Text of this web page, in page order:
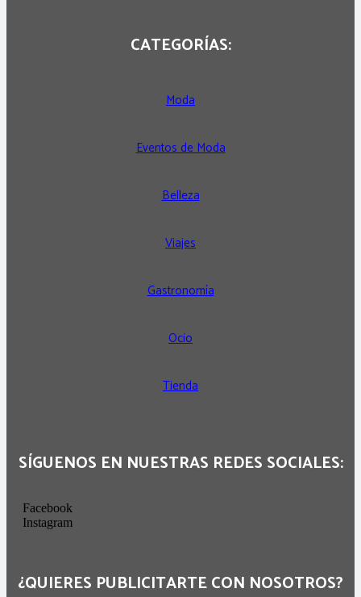
CATEGORÍAS:
Moda
Eventos de Moda
Belleza
Viajes
Gastronomía
Ocio
Tienda
SÍGUENOS EN NUESTRAS REDES SOCIALES:
Facebook
Instagram
¿QUIERES PUBLICITARTE CON NOSOTROS?